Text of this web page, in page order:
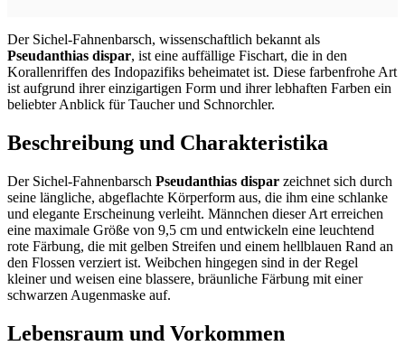
Der Sichel-Fahnenbarsch, wissenschaftlich bekannt als
Pseudanthias dispar, ist eine auffällige Fischart, die in den
Korallenriffen des Indopazifiks beheimatet ist. Diese farbenfrohe Art
ist aufgrund ihrer einzigartigen Form und ihrer lebhaften Farben ein
beliebter Anblick für Taucher und Schnorchler.
Beschreibung und Charakteristika
Der Sichel-Fahnenbarsch Pseudanthias dispar zeichnet sich durch
seine längliche, abgeflachte Körperform aus, die ihm eine schlanke
und elegante Erscheinung verleiht. Männchen dieser Art erreichen
eine maximale Größe von 9,5 cm und entwickeln eine leuchtend
rote Färbung, die mit gelben Streifen und einem hellblauen Rand an
den Flossen verziert ist. Weibchen hingegen sind in der Regel
kleiner und weisen eine blassere, bräunliche Färbung mit einer
schwarzen Augenmaske auf.
Lebensraum und Vorkommen